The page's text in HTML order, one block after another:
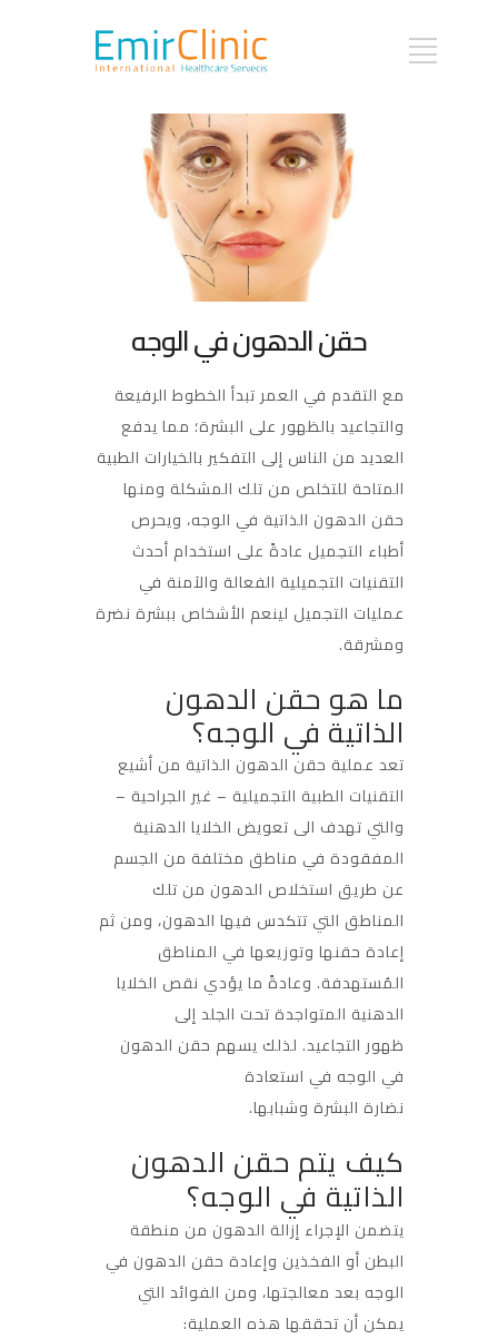
حقن الدهون في الوجه
مع التقدم في العمر تبدأ الخطوط الرفيعة
والتجاعيد بالظهور على البشرة؛ مما يدفع
العديد من الناس إلى التفكير بالخيارات الطبية
المتاحة للتخلص من تلك المشكلة ومنها
حقن الدهون الذاتية في الوجه، ويحرص
أطباء التجميل عادةً على استخدام أحدث
التقنيات التجميلية الفعالة والآمنة في
عمليات التجميل لينعم الأشخاص ببشرة نضرة
ومشرقة.
ما هو حقن الدهون
الذاتية في الوجه؟
تعد عملية حقن الدهون الذاتية من أشيع
التقنيات الطبية التجميلية – غير الجراحية –
والتي تهدف الى تعويض الخلايا الدهنية
المفقودة في مناطق مختلفة من الجسم
عن طريق استخلاص الدهون من تلك
المناطق التي تتكدس فيها الدهون، ومن ثم
إعادة حقنها وتوزيعها في المناطق
المُستهدفة. وعادةً ما يؤدي نقص الخلايا
الدهنية المتواجدة تحت الجلد إلى
ظهور التجاعيد. لذلك يسهم حقن الدهون
في الوجه في استعادة
نضارة البشرة وشبابها.
كيف يتم حقن الدهون
الذاتية في الوجه؟
يتضمن الإجراء إزالة الدهون من منطقة
البطن أو الفخذين وإعادة حقن الدهون في
الوجه بعد معالجتها، ومن الفوائد التي
يمكن أن تحققها هذه العملية: